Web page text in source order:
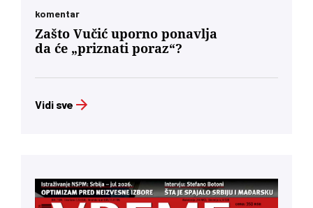
komentar
Zašto Vučić uporno ponavlja
da će „priznati poraz“?
Vidi sve